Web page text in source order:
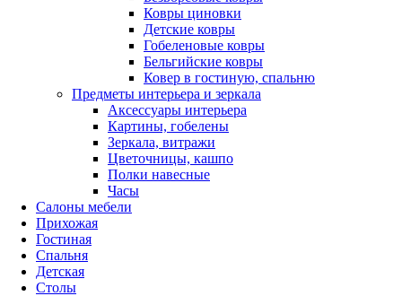
Ковры циновки
Детские ковры
Гобеленовые ковры
Бельгийские ковры
Ковер в гостиную, спальню
Предметы интерьера и зеркала
Аксессуары интерьера
Картины, гобелены
Зеркала, витражи
Цветочницы, кашпо
Полки навесные
Часы
Салоны мебели
Прихожая
Гостиная
Спальня
Детская
Столы